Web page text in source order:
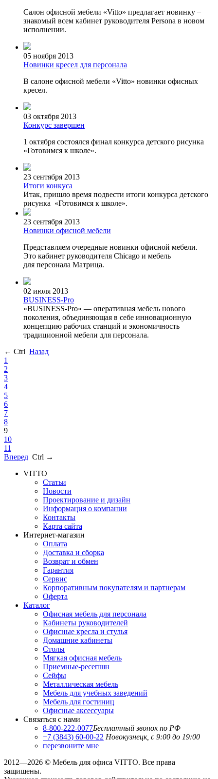
Салон офисной мебели «Vitto» предлагает новинку –
знакомый всем кабинет руководителя Persona в новом
исполнении.
05 ноября 2013
Новинки кресел для персонала
В салоне офисной мебели «Vitto» новинки офисных
кресел.
03 октября 2013
Конкурс завершен
1 октября состоялся финал конкурса детского рисунка
«Готовимся к школе».
23 сентября 2013
Итоги конкуса
Итак, пришло время подвести итоги конкурса детского
рисунка «Готовимся к школе».
23 сентября 2013
Новинки офисной мебели
Представляем очередные новинки офисной мебели.
Это кабинет руководителя Chicago и мебель
для персонала Матрица.
02 июля 2013
BUSINESS-Pro
«BUSINESS-Pro» — оперативная мебель нового
поколения, объединяющая в себе инновационную
концепцию рабочих станций и экономичность
традиционной мебели для персонала.
← Ctrl Назад
1
2
3
4
5
6
7
8
9
10
11
Вперед Ctrl →
VITTO
Статьи
Новости
Проектирование и дизайн
Информация о компании
Контакты
Карта сайта
Интернет-магазин
Оплата
Доставка и сборка
Возврат и обмен
Гарантия
Сервис
Корпоративным покупателям и партнерам
Оферта
Каталог
Офисная мебель для персонала
Кабинеты руководителей
Офисные кресла и стулья
Домашние кабинеты
Столы
Мягкая офисная мебель
Приемные-ресепшн
Сейфы
Металлическая мебель
Мебель для учебных заведений
Мебель для гостиниц
Офисные аксессуары
Связаться с нами
8-800-222-0077Бесплатный звонок по РФ
+7 (3843) 60-00-22 Новокузнецк, с 9:00 до 19:00
перезвоните мне
2012—2026 © Мебель для офиса VITTO. Все права
защищены.